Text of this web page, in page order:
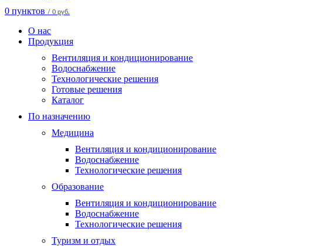
0 пунктов / 0 руб.
О нас
Продукция
Вентиляция и кондиционирование
Водоснабжение
Технологические решения
Готовые решения
Каталог
По назначению
Медицина
Вентиляция и кондиционирование
Водоснабжение
Технологические решения
Образование
Вентиляция и кондиционирование
Водоснабжение
Технологические решения
Туризм и отдых